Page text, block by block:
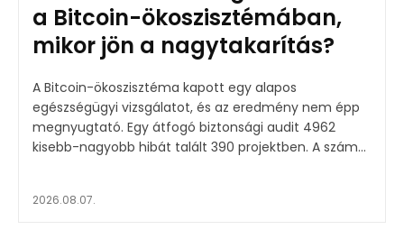
a Bitcoin-ökoszisztémában,
mikor jön a nagytakarítás?
A Bitcoin-ökoszisztéma kapott egy alapos
egészségügyi vizsgálatot, és az eredmény nem épp
megnyugtató. Egy átfogó biztonsági audit 4962
kisebb-nagyobb hibát talált 390 projektben. A szám...
2026.08.07.